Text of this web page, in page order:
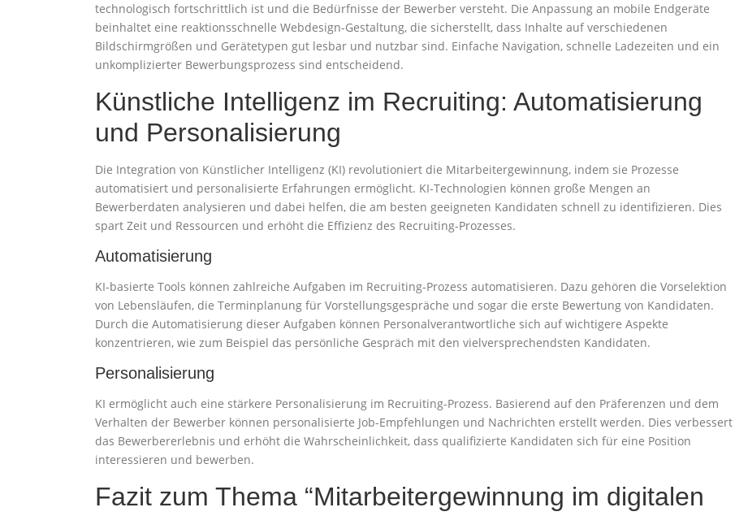
technologisch fortschrittlich ist und die Bedürfnisse der Bewerber versteht. Die Anpassung an mobile Endgeräte
beinhaltet eine reaktionsschnelle Webdesign-Gestaltung, die sicherstellt, dass Inhalte auf verschiedenen
Bildschirmgrößen und Gerätetypen gut lesbar und nutzbar sind. Einfache Navigation, schnelle Ladezeiten und ein
unkomplizierter Bewerbungsprozess sind entscheidend.
Künstliche Intelligenz im Recruiting: Automatisierung
und Personalisierung
Die Integration von Künstlicher Intelligenz (KI) revolutioniert die Mitarbeitergewinnung, indem sie Prozesse
automatisiert und personalisierte Erfahrungen ermöglicht. KI-Technologien können große Mengen an
Bewerberdaten analysieren und dabei helfen, die am besten geeigneten Kandidaten schnell zu identifizieren. Dies
spart Zeit und Ressourcen und erhöht die Effizienz des Recruiting-Prozesses.
Automatisierung
KI-basierte Tools können zahlreiche Aufgaben im Recruiting-Prozess automatisieren. Dazu gehören die Vorselektion
von Lebensläufen, die Terminplanung für Vorstellungsgespräche und sogar die erste Bewertung von Kandidaten.
Durch die Automatisierung dieser Aufgaben können Personalverantwortliche sich auf wichtigere Aspekte
konzentrieren, wie zum Beispiel das persönliche Gespräch mit den vielversprechendsten Kandidaten.
Personalisierung
KI ermöglicht auch eine stärkere Personalisierung im Recruiting-Prozess. Basierend auf den Präferenzen und dem
Verhalten der Bewerber können personalisierte Job-Empfehlungen und Nachrichten erstellt werden. Dies verbessert
das Bewerbererlebnis und erhöht die Wahrscheinlichkeit, dass qualifizierte Kandidaten sich für eine Position
interessieren und bewerben.
Fazit zum Thema “Mitarbeitergewinnung im digitalen